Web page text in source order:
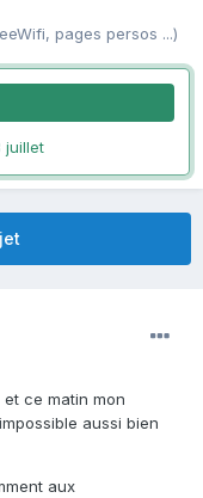
pages persos ...)
juillet
ce matin mon
aussi bien
aux